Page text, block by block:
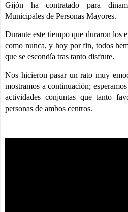
Gijón
ha contratado para
Municipales de Personas Mayores.
Durante este tiempo que duraron los
como nunca, y hoy por fin, todos
que se escondía tras tanto disfrute.
Nos hicieron pasar un rato muy
mostramos a continuación;
actividades conjuntas que tanto
personas de ambos centros.